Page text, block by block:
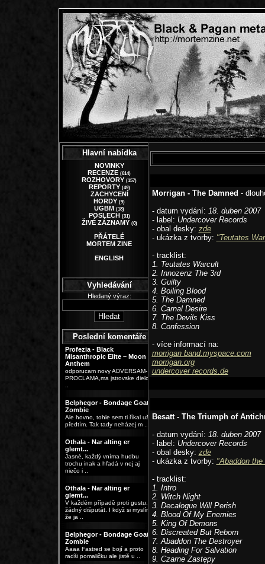
Hlavní nabídka
NOVINKY
RECENZE (614)
ROZHOVORY (157)
REPORTY (49)
ZACHYCENÍ
HORDY (9)
UGBM (18)
POSLECH (31)
ŽIVÉ ZÁZNAMY (0)
PŘÁTELÉ
MORTEM ZINE
ENGLISH
Vyhledávání
Hledaný výraz:
Poslední komentáře
Profezia - Black
Misanthropic Elite – Moon
Anthem
odporucam novy ADVERSAM-
PROCLAMA,ma jstrovske dielo
Belphegor - Bondage Goat
Zombie
Ale hovno, tohle sem ti říkal už
předtím. Tak tady neházej m ..
Othala - Nar alting er
glemt...
Jasné, každý vníma hudbu
trochu inak a hľadá v nej aj
niečo i ..
Othala - Nar alting er
glemt...
V každém případě proti gustu,
žádný dišputát. I když si myslím,
že ja ..
Belphegor - Bondage Goat
Zombie
Aaaa Fastred se bojí a proto
radši pomaličku ale jistě u ..
Morrigan - The Damned -
- datum vydání: 18. duben 2007
- label: Undercover Records
- obal desky: zde
- ukázka z tvorby: "Teutates
- tracklist:
1. Teutates Warcult
2. Innozenz The 3rd
3. Guilty
4. Boiling Blood
5. The Damned
6. Carnal Desire
7. The Devils Kiss
8. Confession
- více informací na:
morrigan band.myspace.com
morrigan.org
undercover records.de
Besatt - The Triumph of
- datum vydání: 18. duben 2007
- label: Undercover Records
- obal desky: zde
- ukázka z tvorby: "Abaddon
- tracklist:
1. Intro
2. Witch Night
3. Decalogue Will Perish
4. Blood Of My Enemies
5. King Of Demons
6. Discreated But Reborn
7. Abaddon The Destroyer
8. Heading For Salvation
9. Czarne Zastępy